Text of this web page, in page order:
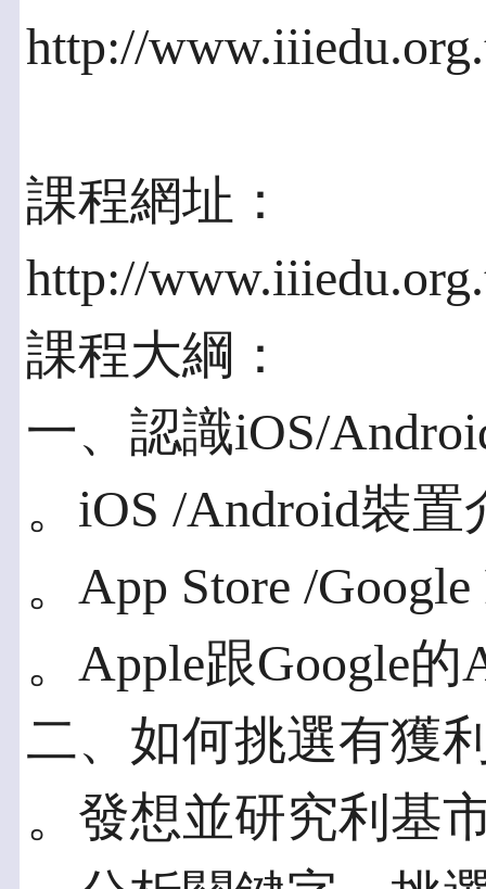
http://
課程網址：
http://
課程大綱：
一、認識iOS/
。iOS /Android裝置
。App Store /
。Apple跟Google
二、如何挑選有獲
。發想並研究利基